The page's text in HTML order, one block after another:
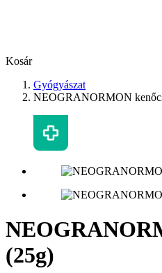
Kosár
Gyógyászat
NEOGRANORMON
(25g)